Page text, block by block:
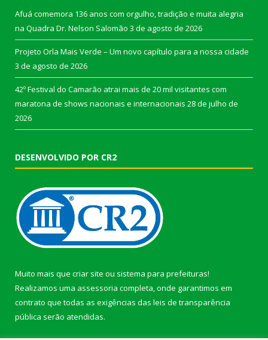
Afuá comemora 136 anos com orgulho, tradição e muita alegria
na Quadra Dr. Nelson Salomão 3 de agosto de 2026
Projeto Orla Mais Verde – Um novo capítulo para a nossa cidade
3 de agosto de 2026
42º Festival do Camarão atrai mais de 20 mil visitantes com
maratona de shows nacionais e internacionais 28 de julho de
2026
DESENVOLVIDO POR CR2
Muito mais que criar site ou sistema para prefeituras!
Realizamos uma assessoria completa, onde garantimos em
contrato que todas as exigências das leis de transparência
pública serão atendidas.